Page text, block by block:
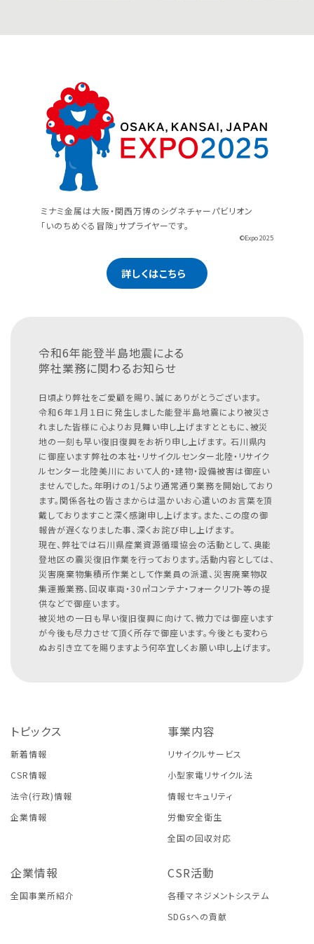
ミナミ金属は大阪・関西万博のシグネチャーパビリオン
「いのちめぐる冒険」サプライヤーです。
©Expo 2025
詳しくはこちら
令和6年能登半島地震による
弊社業務に関わるお知らせ
日頃より弊社をご愛顧を賜り、誠にありがとうございます。
令和６年１月１日に発生しました能登半島地震により被災さ
れました皆様に心よりお見舞い申し上げますとともに、被災
地の一刻も早い復旧復興をお祈り申し上げます。 石川県内
に御座います弊社の本社・リサイクルセンター北陸・リサイク
ルセンター北陸美川において人的・建物・設備被害は御座い
ませんでした。年明けの1/5より通常通り業務を開始しており
ます。関係各社の皆さまからは温かいお心遣いのお言葉を頂
戴しておりますこと深く感謝申し上げます。また、この度の御
報告が遅くなりました事、深くお詫び申し上げます。
現在、弊社では石川県産業資源循環協会の活動として、奥能
登地区の震災復旧作業を行っております。活動内容としては、
災害廃棄物集積所作業として作業員の派遣、災害廃棄物収
集運搬業務、回収車両・30㎥コンテナ・フォークリフト等の提
供などで御座います。
被災地の一日も早い復旧復興に向けて、微力では御座います
が今後も尽力させて頂く所存で御座います。今後とも変わら
ぬお引き立てを賜りますよう何卒宜しくお願い申し上げます。
トピックス
新着情報
CSR情報
法令(行政)情報
企業情報
事業内容
リサイクルサービス
小型家電リサイクル法
情報セキュリティ
労働安全衛生
全国の回収対応
企業情報
全国事業所紹介
CSR活動
各種マネジメントシステム
SDGsへの貢献